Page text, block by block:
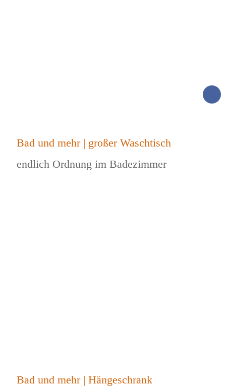
Bad und mehr | großer Waschtisch
endlich Ordnung im Badezimmer
Bad und mehr | Hängeschrank